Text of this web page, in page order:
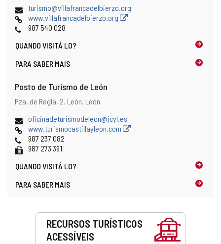
Endereço
de
email
turismo@villafrancadelbierzo.org
Pagina
web
www.villafrancadelbierzo.org
Telefones
987 540 028
QUANDO VISITÁ LO?
PARA SABER MAIS
Posto de Turismo de León
Endereço
Endereço
Pza. de Regla, 2. León. León
Endereço
de
email
oficinadeturismodeleon@jcyl.es
Pagina
web
www.turismocastillayleon.com
Telefones
987 237 082
Fax 987 273 391
QUANDO VISITÁ LO?
PARA SABER MAIS
RECURSOS TURÍSTICOS
ACESSÍVEIS